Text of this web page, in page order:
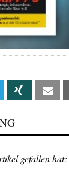
Linkedin Xing
gefallen